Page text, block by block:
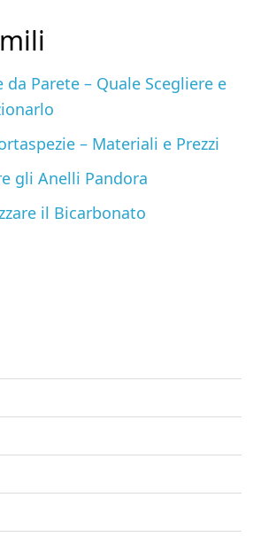
da Parete – Quale Scegliere e
– Materiali e Prezzi
gli Anelli Pandora
il Bicarbonato